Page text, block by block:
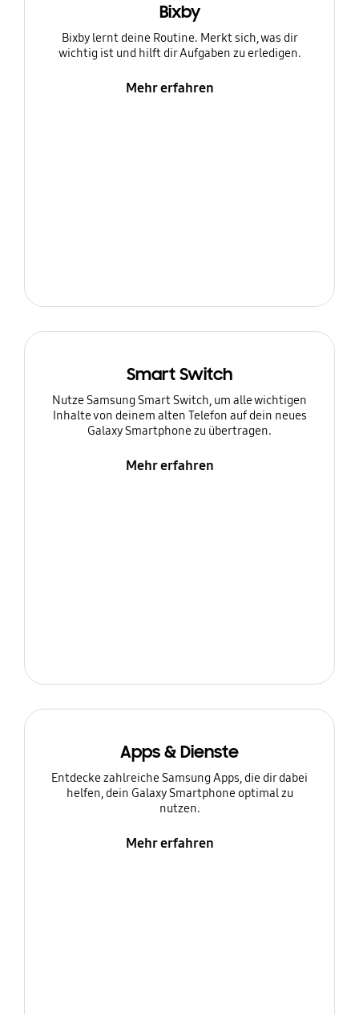
Bixby
Bixby lernt deine Routine. Merkt sich, was dir
wichtig ist und hilft dir Aufgaben zu erledigen.
Mehr erfahren
Smart Switch
Nutze Samsung Smart Switch, um alle wichtigen
Inhalte von deinem alten Telefon auf dein neues
Galaxy Smartphone zu übertragen.
Mehr erfahren
Apps & Dienste
Entdecke zahlreiche Samsung Apps, die dir dabei
helfen, dein Galaxy Smartphone optimal zu
nutzen.
Mehr erfahren